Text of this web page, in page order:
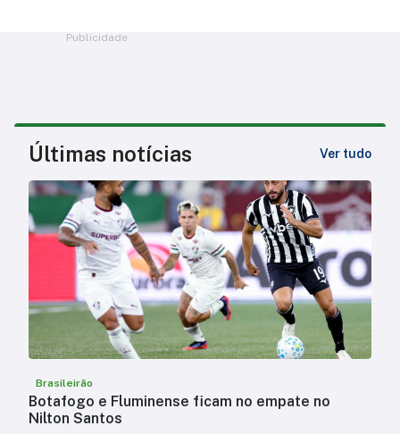
Publicidade
Últimas notícias Ver tudo
Brasileirão
Botafogo e Fluminense ficam no empate no
Nilton Santos